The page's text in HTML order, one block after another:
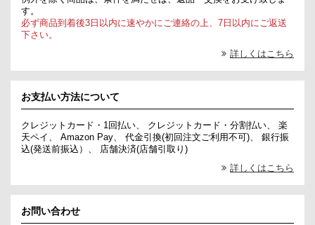
す。
必ず商品到着後3日以内に速やかにご連絡の上、7日以内にご返送
下さい。
詳しくはこちら
お支払い方法について
クレジットカード・1回払い、 クレジットカード・分割払い、 楽
天ペイ、 Amazon Pay、 代金引換(初回注文ご利用不可)、 銀行振
込(発送前振込）、 店舗決済(店舗引取り)
詳しくはこちら
お問い合わせ